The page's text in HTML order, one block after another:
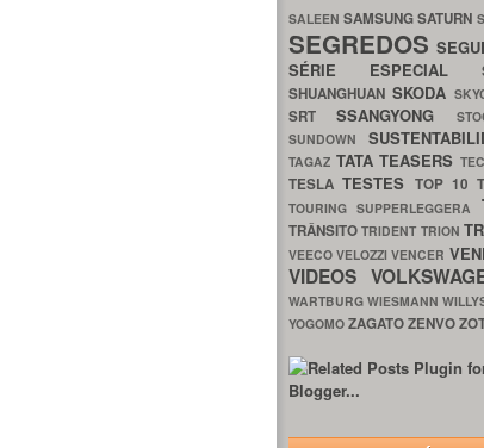
SALEENSAMSUNGSATURN
SEGREDOS
SÉRIE ESPECIAL
SHUANGHUAN SKODA
SRTSSANGYONG
SUNDOWN
TAGAZ TATA TEASERS
TESLATESTES TOP 10
TOURING SUPPERLEGGERA
TRÂNSITOTRIDENT TRION
VEECOVELOZZIVENCER
VIDEOS
WARTBURG WIESMANN
YOGOMO ZAGATOZENVO